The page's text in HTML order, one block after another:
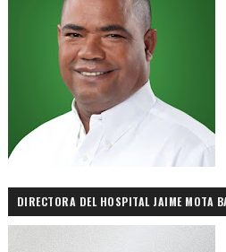
DIRECTORA DEL HOSPITAL JAIME MOTA